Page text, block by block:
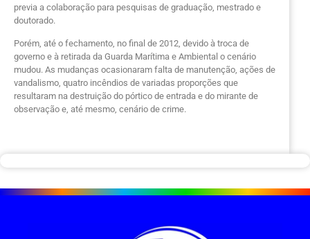
previa a colaboração para pesquisas de graduação, mestrado e
doutorado.
Porém, até o fechamento, no final de 2012, devido à troca de
governo e à retirada da Guarda Marítima e Ambiental o cenário
mudou. As mudanças ocasionaram falta de manutenção, ações de
vandalismo, quatro incêndios de variadas proporções que
resultaram na destruição do pórtico de entrada e do mirante de
observação e, até mesmo, cenário de crime.